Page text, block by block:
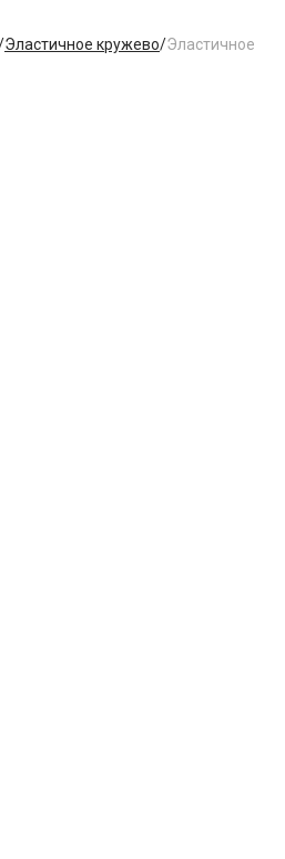
Эластичное кружево/Эластичное